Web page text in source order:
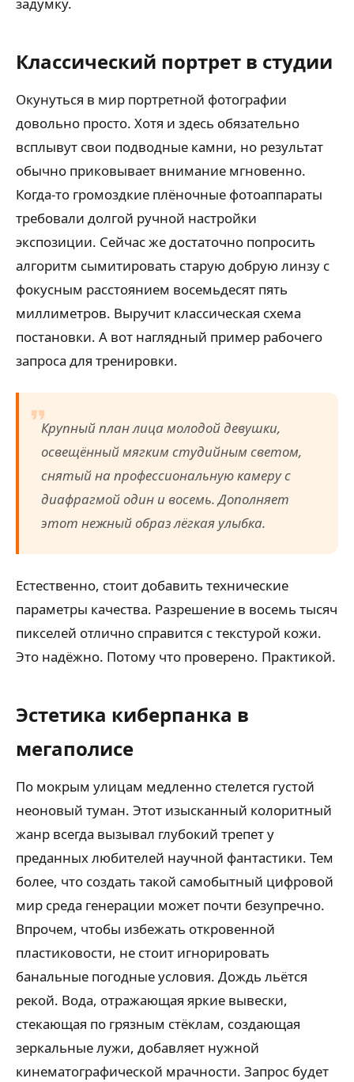
Классический портрет в студии
Окунуться в мир портретной фотографии
довольно просто. Хотя и здесь обязательно
всплывут свои подводные камни, но результат
обычно приковывает внимание мгновенно.
Когда-то громоздкие плёночные фотоаппараты
требовали долгой ручной настройки
экспозиции. Сейчас же достаточно попросить
алгоритм сымитировать старую добрую линзу с
фокусным расстоянием восемьдесят пять
миллиметров. Выручит классическая схема
постановки. А вот наглядный пример рабочего
запроса для тренировки.
Крупный план лица молодой девушки,
освещённый мягким студийным светом,
снятый на профессиональную камеру с
диафрагмой один и восемь. Дополняет
этот нежный образ лёгкая улыбка.
Естественно, стоит добавить технические
параметры качества. Разрешение в восемь тысяч
пикселей отлично справится с текстурой кожи.
Это надёжно. Потому что проверено. Практикой.
Эстетика киберпанка в
мегаполисе
По мокрым улицам медленно стелется густой
неоновый туман. Этот изысканный колоритный
жанр всегда вызывал глубокий трепет у
преданных любителей научной фантастики. Тем
более, что создать такой самобытный цифровой
мир среда генерации может почти безупречно.
Впрочем, чтобы избежать откровенной
пластиковости, не стоит игнорировать
банальные погодные условия. Дождь льётся
рекой. Вода, отражающая яркие вывески,
стекающая по грязным стёклам, создающая
зеркальные лужи, добавляет нужной
кинематографической мрачности. Запрос будет